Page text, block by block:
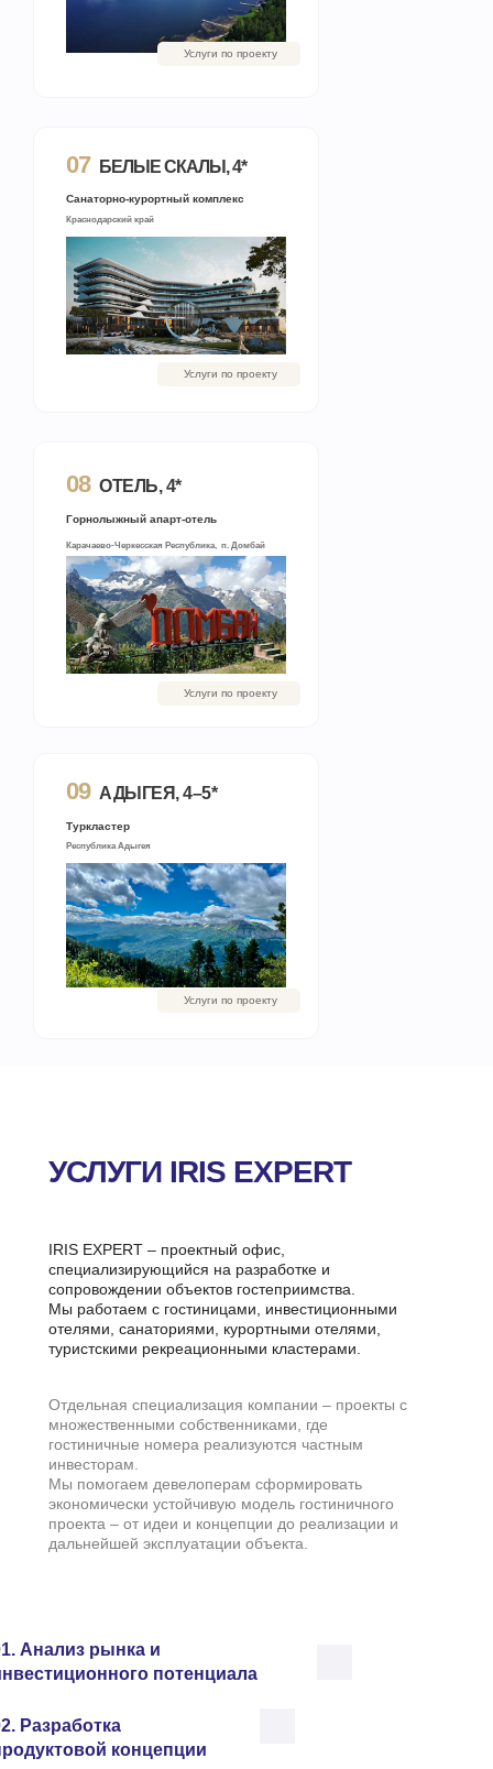
Туркластер
Республика Адыгея
АДЫГЕЯ, 4–5*
09
Услуги по проекту
Санаторно-курортный комплекс
Краснодарский край
БЕЛЫЕ СКАЛЫ, 4*
07
Услуги по проекту
Услуги по проекту
Горнолыжный апарт-отель
Карачаево-Черкесская Республика, п. Домбай
ОТЕЛЬ, 4*
08
Услуги по проекту
Анализ рынка и
потенциала
имеет ли выбранная локация потенциал
развития гостиничного объекта и существует
Разработка
концепции
УСЛУГИ IRIS EXPERT
IRIS EXPERT – проектный офис,
специализирующийся на разработке и
сопровождении объектов гостеприимства.
Мы работаем с гостиницами, инвестиционными
отелями, санаториями, курортными отелями,
туристскими рекреационными кластерами.
Отдельная специализация компании – проекты с
множественными собственниками, где
гостиничные номера реализуются частным
инвесторам.
Мы помогаем девелоперам сформировать
экономически устойчивую модель гостиничного
проекта – от идеи и концепции до реализации и
дальнейшей эксплуатации объекта.